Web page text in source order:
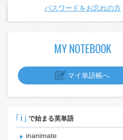
パスワードをお忘れの方
MY NOTEBOOK
マイ単語帳へ
｢i｣ で始まる英単語
inanimate